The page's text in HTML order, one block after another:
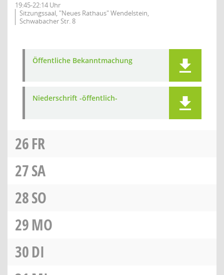
19:45-22:14 Uhr
Sitzungssaal, "Neues Rathaus" Wendelstein,
Schwabacher Str. 8
Öffentliche Bekanntmachung
Niederschrift -öffentlich-
26FR
27SA
28SO
29MO
30DI